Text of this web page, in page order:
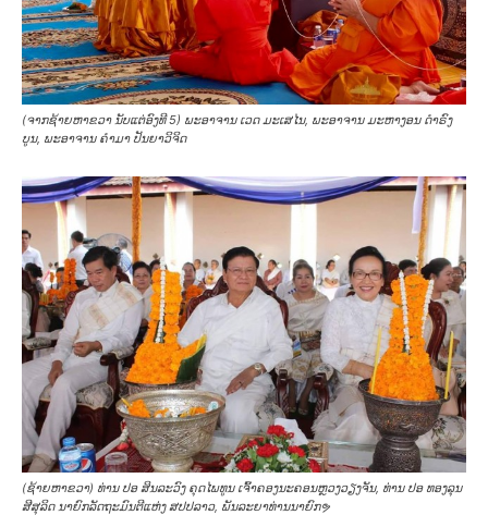
(ຈາກຊ້າຍຫາຂວາ ນັບແຕ່ອົງທີ 5) ພະອາຈານ ເວດ ມະເສໄນ, ພະອາຈານ ມະຫາງອນ ດຳຣົງ
ບູນ, ພະອາຈານ ຄຳມາ ປັນຍາວິຈິດ
(ຊ້າຍຫາຂວາ) ທ່ານ ປອ ສິນລະວົງ ຄຸດໄພທູນ ເຈົ້າຄອງນະຄອນຫຼວງວຽງຈັນ, ທ່ານ ປອ ທອງລຸນ
ສີສຸລິດ ນາຍົກລັດຖະມົນຕີແຫ່ງ ສປປລາວ, ພັນລະຍາທ່ານນາຍົກຯ